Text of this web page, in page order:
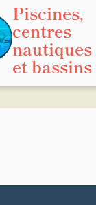
Piscines,
centres
nautiques
et bassins